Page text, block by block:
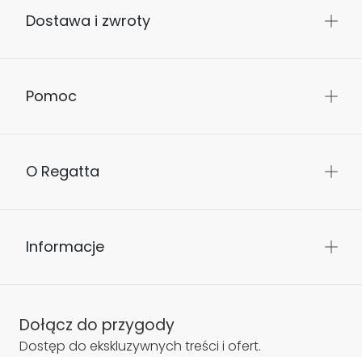
Dostawa i zwroty
Pomoc
O Regatta
Informacje
Dołącz do przygody
Dostęp do ekskluzywnych treści i ofert.